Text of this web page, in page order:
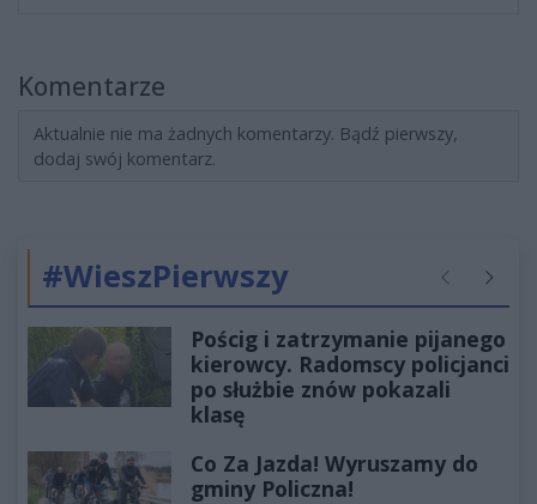
Komentarze
Aktualnie nie ma żadnych komentarzy. Bądź pierwszy,
dodaj swój komentarz.
#WieszPierwszy Poprzednie
Pościg i zatrzymanie pijanego
kierowcy. Radomscy policjanci
po służbie znów pokazali
klasę
Co Za Jazda! Wyruszamy do
gminy Policzna!